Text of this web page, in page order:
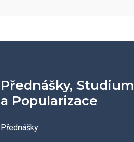
Přednášky, Studium
a Popularizace
Přednášky